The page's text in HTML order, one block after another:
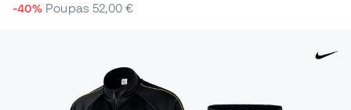
-40% Poupas 52,00 €